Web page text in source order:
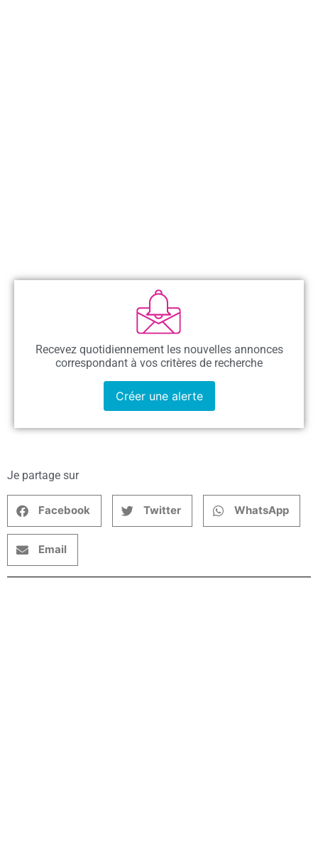
Recevez quotidiennement les nouvelles annonces
correspondant à vos critères de recherche
Créer une alerte
Je partage sur
Facebook Twitter WhatsApp
Email